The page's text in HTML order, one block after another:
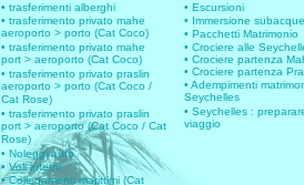
• trasferimenti alberghi
• trasferimento privato mahe
aeroporto > porto (Cat Coco)
• trasferimento privato mahe
port > aeroporto (Cat Coco)
• trasferimento privato praslin
aeroporto > porto (Cat Coco /
Cat Rose)
• trasferimento privato praslin
port > aeroporto (Cat Coco / Cat
Rose)
• Noleggi auto
• Voli interni
• Collegamenti marittimi (Cat
• Escursioni
• Immersione
• Pacchetti Matrimonio
• Crociere alle
• Crociere partenza
• Crociere partenza
• Adempimenti
Seychelles
• Seychelles :
viaggio